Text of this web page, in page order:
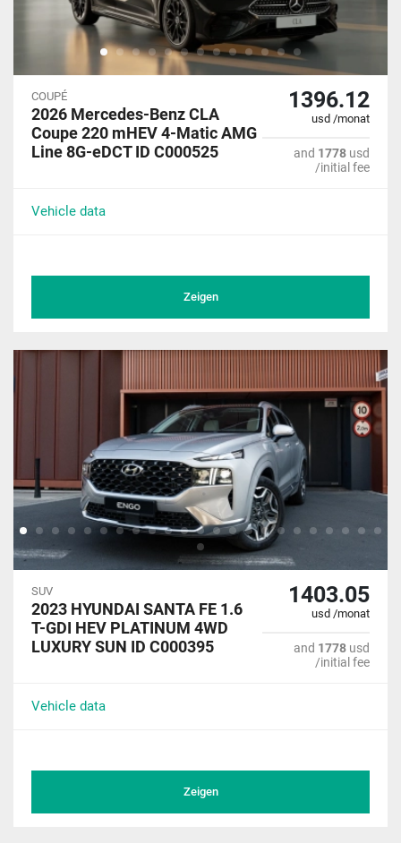
COUPÉ
2026 Mercedes-Benz CLA
Coupe 220 mHEV 4-Matic AMG
Line 8G-eDCT ID C000525
1396.12
usd /monat
and 1778 usd
/initial fee
Vehicle data
Zeigen
SUV
2023 HYUNDAI SANTA FE 1.6
T-GDI HEV PLATINUM 4WD
LUXURY SUN ID C000395
1403.05
usd /monat
and 1778 usd
/initial fee
Vehicle data
Zeigen